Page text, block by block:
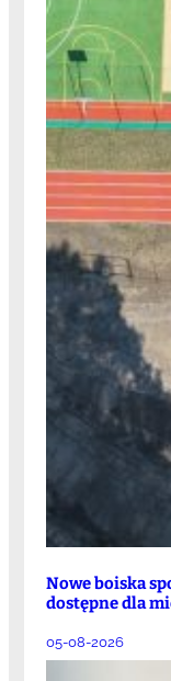
Nowe boiska
dostępne dla
05-08-2026